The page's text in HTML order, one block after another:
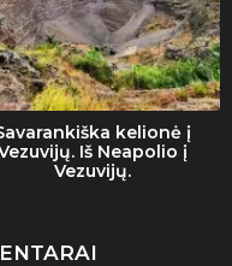
kelionė į
Iš Neapolio į
Vezuvijų.